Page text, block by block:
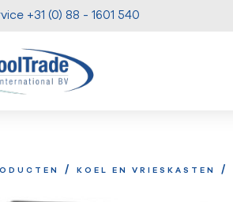
+31 (0) 88 - 1601 540
/ KOEL EN VRIESKASTEN /